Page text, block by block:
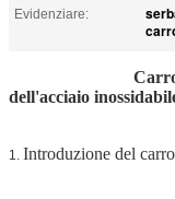
Evidenziare:
dell'acciaio
1. Introduzione del